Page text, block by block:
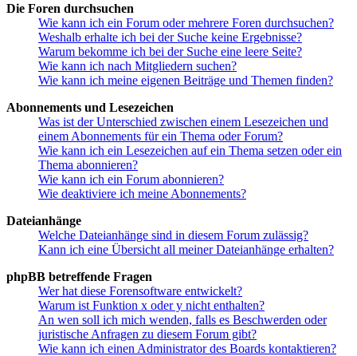
Die Foren durchsuchen
Wie kann ich ein Forum oder mehrere Foren durchsuchen?
Weshalb erhalte ich bei der Suche keine Ergebnisse?
Warum bekomme ich bei der Suche eine leere Seite?
Wie kann ich nach Mitgliedern suchen?
Wie kann ich meine eigenen Beiträge und Themen finden?
Abonnements und Lesezeichen
Was ist der Unterschied zwischen einem Lesezeichen und
einem Abonnements für ein Thema oder Forum?
Wie kann ich ein Lesezeichen auf ein Thema setzen oder ein
Thema abonnieren?
Wie kann ich ein Forum abonnieren?
Wie deaktiviere ich meine Abonnements?
Dateianhänge
Welche Dateianhänge sind in diesem Forum zulässig?
Kann ich eine Übersicht all meiner Dateianhänge erhalten?
phpBB betreffende Fragen
Wer hat diese Forensoftware entwickelt?
Warum ist Funktion x oder y nicht enthalten?
An wen soll ich mich wenden, falls es Beschwerden oder
juristische Anfragen zu diesem Forum gibt?
Wie kann ich einen Administrator des Boards kontaktieren?